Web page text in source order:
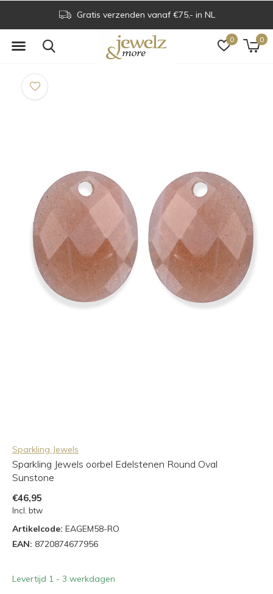
0 0
Gratis verzenden vanaf €75,- in NL
Sparkling Jewels
Sparkling Jewels oorbel Edelstenen Round Oval
Sunstone
€46,95
Incl. btw
Artikelcode: EAGEM58-RO
EAN: 8720874677956
Levertijd 1 - 3 werkdagen